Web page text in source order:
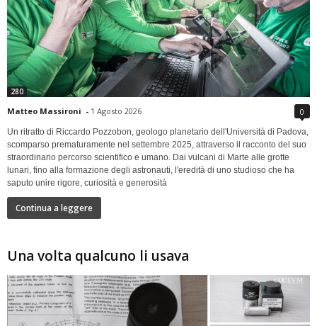
280
Matteo Massironi - 1 Agosto 2026 0
Un ritratto di Riccardo Pozzobon, geologo planetario dell'Università di Padova,
scomparso prematuramente nel settembre 2025, attraverso il racconto del suo
straordinario percorso scientifico e umano. Dai vulcani di Marte alle grotte
lunari, fino alla formazione degli astronauti, l'eredità di uno studioso che ha
saputo unire rigore, curiosità e generosità
Continua a leggere
Una volta qualcuno li usava